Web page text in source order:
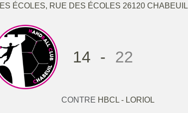
ÉCOLES, RUE DES ÉCOLES 26120 CHABEUIL
14 - 22
CONTRE HBCL - LORIOL